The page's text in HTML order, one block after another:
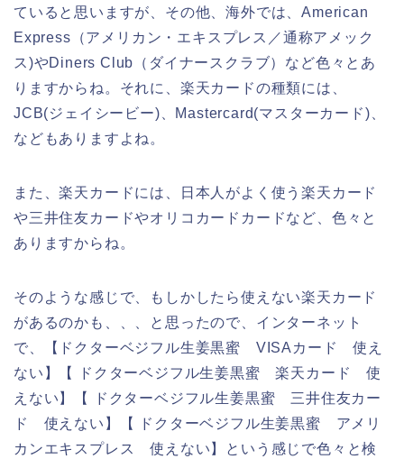
ていると思いますが、その他、海外では、American
Express（アメリカン・エキスプレス／通称アメック
ス)やDiners Club（ダイナースクラブ）など色々とあ
りますからね。それに、楽天カードの種類には、
JCB(ジェイシービー)、Mastercard(マスターカード)、
などもありますよね。
また、楽天カードには、日本人がよく使う楽天カード
や三井住友カードやオリコカードカードなど、色々と
ありますからね。
そのような感じで、もしかしたら使えない楽天カード
があるのかも、、、と思ったので、インターネット
で、【ドクターベジフル生姜黒蜜 VISAカード 使え
ない】【 ドクターベジフル生姜黒蜜 楽天カード 使
えない】【 ドクターベジフル生姜黒蜜 三井住友カー
ド 使えない】【 ドクターベジフル生姜黒蜜 アメリ
カンエキスプレス 使えない】という感じで色々と検